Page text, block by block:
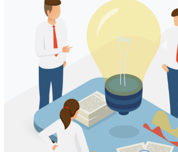
PNGs
PSDs
SVGs
Modèles
Vecteurs
Vidéos
Motion graphics
Images Éditoriales
Événements Éditoriaux